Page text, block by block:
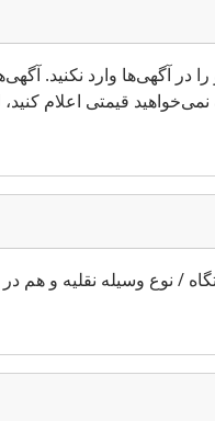
قیمتی اعلام
/ نوع وسیله نقلیه و هم